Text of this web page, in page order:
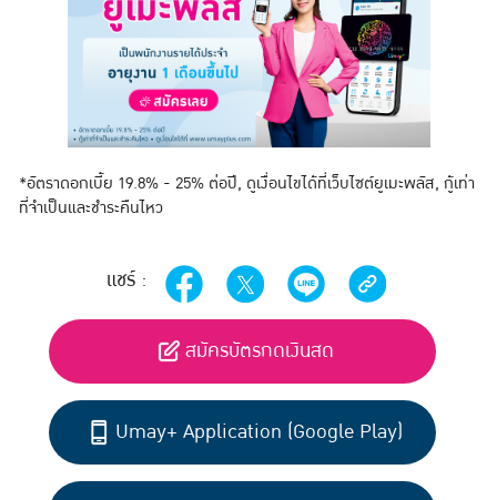
*อัตราดอกเบี้ย 19.8% - 25% ต่อปี, ดูเงื่อนไขได้ที่เว็บไซต์ยูเมะพลัส, กู้เท่า
ที่จำเป็นและชำระคืนไหว
แชร์ :
สมัครบัตรกดเงินสด
Umay+ Application (Google Play)